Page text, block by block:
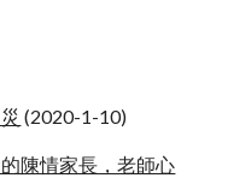
(2020-1-10)
陳情家長，老師心